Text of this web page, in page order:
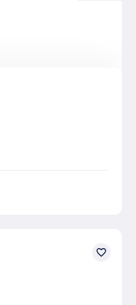
favorite_border